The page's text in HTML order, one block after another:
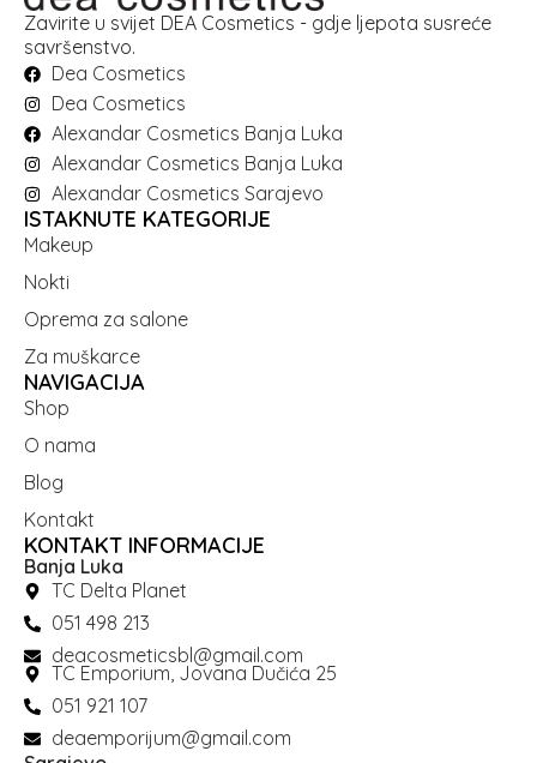
Zavirite u svijet DEA Cosmetics - gdje ljepota susreće
savršenstvo.
Dea Cosmetics
Dea Cosmetics
Alexandar Cosmetics Banja Luka
Alexandar Cosmetics Banja Luka
Alexandar Cosmetics Sarajevo
ISTAKNUTE KATEGORIJE
Makeup
Nokti
Oprema za salone
Za muškarce
NAVIGACIJA
Shop
O nama
Blog
Kontakt
KONTAKT INFORMACIJE
Banja Luka
TC Delta Planet
051 498 213
deacosmeticsbl@gmail.com
TC Emporium, Jovana Dučića 25
051 921 107
deaemporijum@gmail.com